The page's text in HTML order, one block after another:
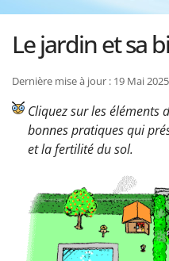
Le jardin et sa
Dernière mise à jour : 19 Mai 2025
Cliquez sur les éléments
bonnes pratiques qui
et la fertilité du sol.